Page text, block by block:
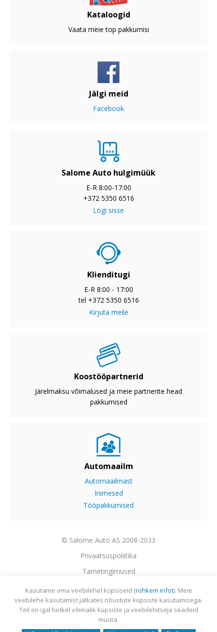
Kataloogid
Vaata meie top pakkumisi
Jälgi meid
Facebook
Salome Auto hulgimüük
E-R 8:00-17:00
+372 5350 6516
Logi sisse
Klienditugi
E-R 8:00 - 17:00
tel +372 5350 6516
Kirjuta meile
Koostööpartnerid
Järelmaksu võimalused ja meie partnerite head
pakkumised
Automaailm
Automaailmast
Inimesed
Tööpakkumised
© Salome Auto AS 2008-2033
Privaatsuspoliitika
Tarnetingimused
Garantii
Utiliseerimine
Sisukaart
Kasutame oma veebilehel küpsiseid (rohkem infot). Meie
veebilehe kasutamist jätkates nõustute küpsiste kasutamisega.
Teil on igal hetkel võimalik küpsiste ja veebilehitseja seadeid
muuta.